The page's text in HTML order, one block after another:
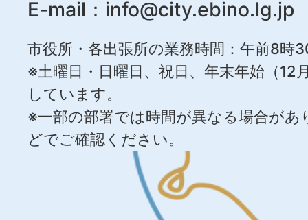
E-mail： info@city.ebino.lg.jp
市役所・各出張所の業務時間：午前8時
※土曜日・日曜日、祝日、年末年始（12
しています。
※一部の部署では時間が異なる場合が
どでご確認ください。